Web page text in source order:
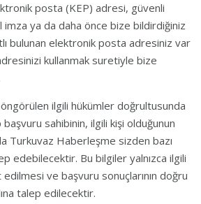
posta (KEP) adresi, güvenli
ya da daha önce bize bildirdiğiniz
bulunan elektronik posta adresiniz var
kullanmak suretiyle bize
öngörülen ilgili hükümler doğrultusunda
başvuru sahibinin, ilgili kişi olduğunun
Turkuvaz Haberleşme sizden bazı
edebilecektir. Bu bilgiler yalnızca ilgili
ve başvuru sonuçlarının doğru
talep edilecektir.